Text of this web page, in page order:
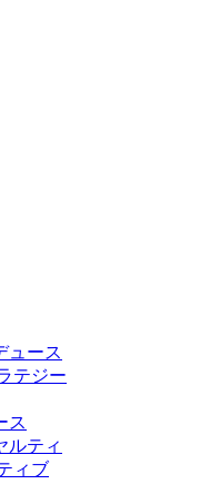
ュース
テジー
ス
ルティ
ィブ